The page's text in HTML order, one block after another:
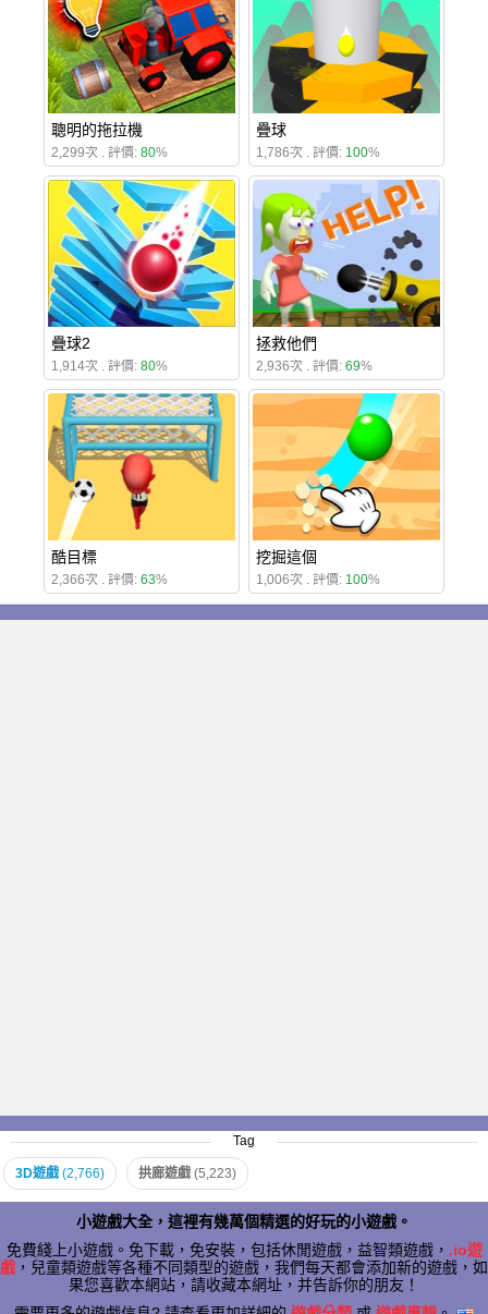
聰明的拖拉機
2,299次 . 評價: 80%
疊球
1,786次 . 評價: 100%
疊球2
1,914次 . 評價: 80%
拯救他們
2,936次 . 評價: 69%
酷目標
2,366次 . 評價: 63%
挖掘這個
1,006次 . 評價: 100%
Tag
3D遊戲 (2,766) 拱廊遊戲 (5,223)
小遊戲大全，這裡有幾萬個精選的好玩的小遊戲。
免費綫上小遊戲。免下載，免安裝，包括休閒遊戲，益智類遊戲， .io遊
戲 ，兒童類遊戲等各種不同類型的遊戲，我們每天都會添加新的遊戲，如
果您喜歡本網站，請收藏本網址，并告訴你的朋友！